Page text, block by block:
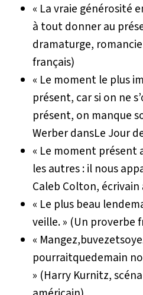
« La vraie générosité
à tout donner au
dramaturge,
français)
« Le moment le plus
présent, car si on ne
présent, on manque
Werber dansLe Jour
« Le moment présent
les autres : il nous
Caleb Colton, écrivain
« Le plus beau
veille. » (Un proverbe
«
pourraitquedemain
» (Harry Kurnitz,